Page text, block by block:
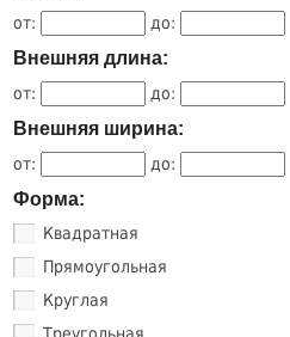
от: до:
Внешняя длина:
от: до:
Внешняя ширина:
от: до:
Форма:
Квадратная
Прямоугольная
Круглая
Треугольная